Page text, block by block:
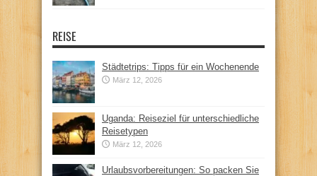
REISE
Städtetrips: Tipps für ein Wochenende
März 12, 2026
Uganda: Reiseziel für unterschiedliche
Reisetypen
März 12, 2026
Urlaubsvorbereitungen: So packen Sie